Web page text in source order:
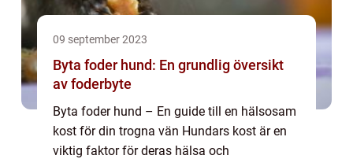
09 september 2023
Byta foder hund: En grundlig översikt
av foderbyte
Byta foder hund – En guide till en hälsosam
kost för din trogna vän Hundars kost är en
viktig faktor för deras hälsa och